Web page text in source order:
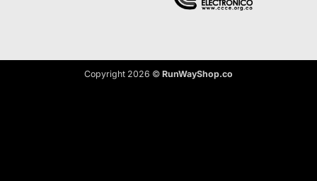
Copyright 2026 © RunWayShop.co